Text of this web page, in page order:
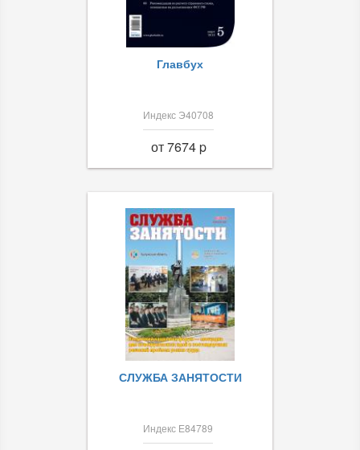
Главбух
Индекс Э40708
от 7674 p
СЛУЖБА ЗАНЯТОСТИ
Индекс Е84789